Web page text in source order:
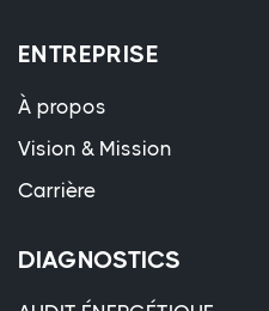
ENTREPRISE
À propos
Vision & Mission
Carrière
DIAGNOSTICS